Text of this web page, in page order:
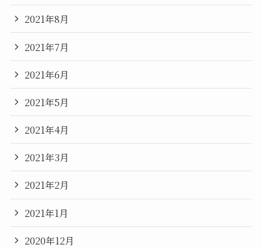
2021年8月
2021年7月
2021年6月
2021年5月
2021年4月
2021年3月
2021年2月
2021年1月
2020年12月